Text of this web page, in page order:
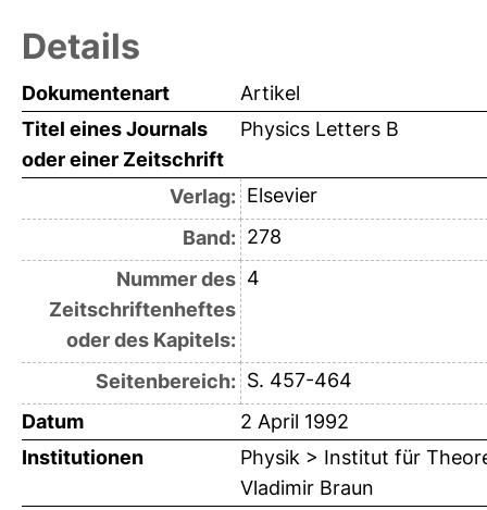
Details
Dokumentenart
Artikel
Titel eines Journals
oder einer Zeitschrift
Physics Letters B
Verlag: Elsevier
Band: 278
Nummer des
Zeitschriftenheftes
oder des Kapitels:
4
Seitenbereich: S. 457-464
Datum
2 April 1992
Institutionen
Physik > Institut für
Vladimir Braun